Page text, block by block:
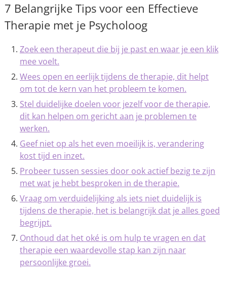
7 Belangrijke Tips voor een Effectieve
Therapie met je Psycholoog
Zoek een therapeut die bij je past en waar je een klik
mee voelt.
Wees open en eerlijk tijdens de therapie, dit helpt
om tot de kern van het probleem te komen.
Stel duidelijke doelen voor jezelf voor de therapie,
dit kan helpen om gericht aan je problemen te
werken.
Geef niet op als het even moeilijk is, verandering
kost tijd en inzet.
Probeer tussen sessies door ook actief bezig te zijn
met wat je hebt besproken in de therapie.
Vraag om verduidelijking als iets niet duidelijk is
tijdens de therapie, het is belangrijk dat je alles goed
begrijpt.
Onthoud dat het oké is om hulp te vragen en dat
therapie een waardevolle stap kan zijn naar
persoonlijke groei.